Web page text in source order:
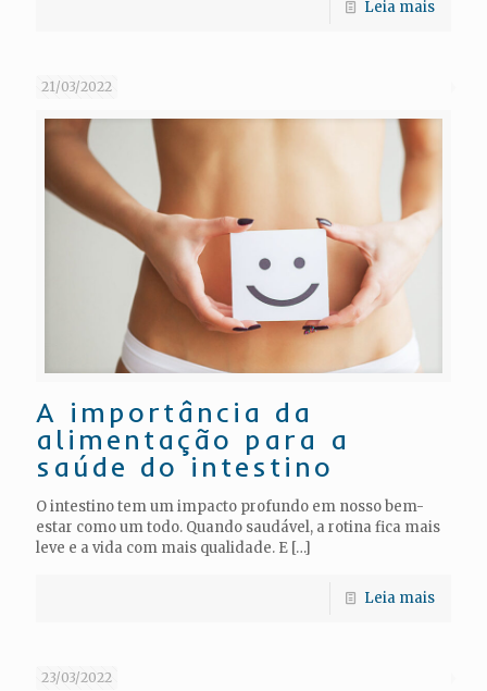
Leia mais
21/03/2022
A importância da
alimentação para a
saúde do intestino
O intestino tem um impacto profundo em nosso bem-
estar como um todo. Quando saudável, a rotina fica mais
leve e a vida com mais qualidade. E […]
Leia mais
23/03/2022